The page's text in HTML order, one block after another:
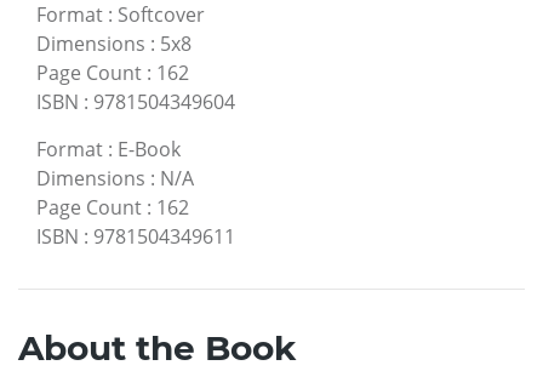
Format : Softcover
Dimensions : 5x8
Page Count : 162
ISBN : 9781504349604
Format : E-Book
Dimensions : N/A
Page Count : 162
ISBN : 9781504349611
About the Book